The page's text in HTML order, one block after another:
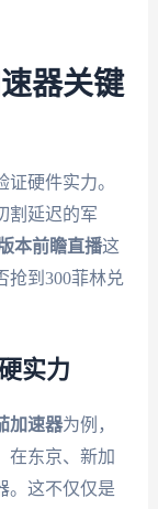
器关键
硬件实力。
割延迟的军
本前瞻直播这
抢到300菲林兑
实力
加速器为例，
在东京、新加
。这不仅仅是